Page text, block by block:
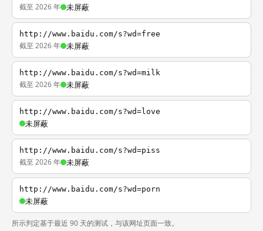
截至 2026 年 未屏蔽
http://www.baidu.com/s?wd=free
截至 2026 年 未屏蔽
http://www.baidu.com/s?wd=milk
截至 2026 年 未屏蔽
http://www.baidu.com/s?wd=love
未屏蔽
http://www.baidu.com/s?wd=piss
截至 2026 年 未屏蔽
http://www.baidu.com/s?wd=porn
未屏蔽
所示判定基于最近 90 天的测试，与该网址页面一致。